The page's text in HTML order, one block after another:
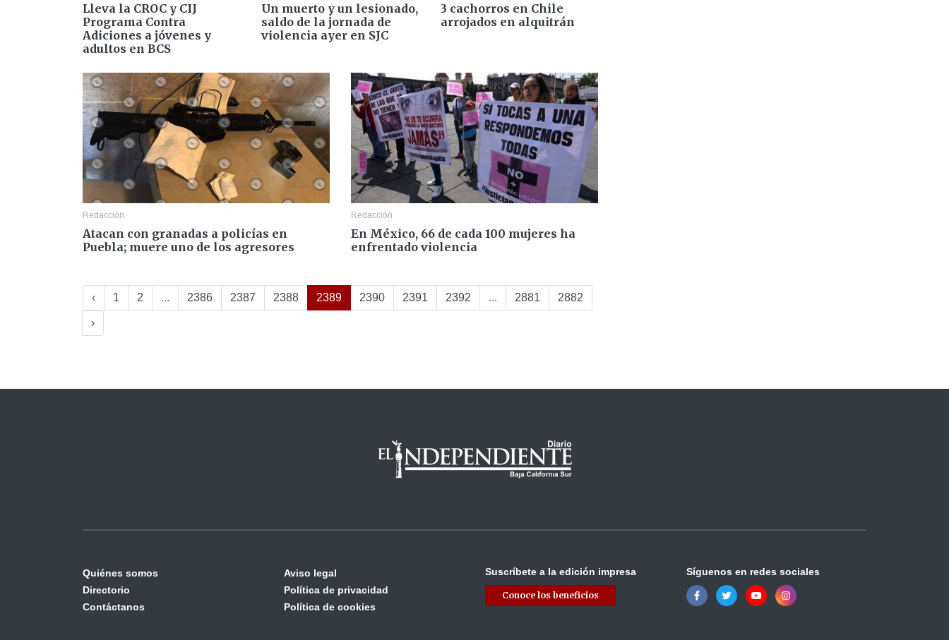
Lleva la CROC y CIJ
Programa Contra
Adiciones a jóvenes y
adultos en BCS
Un muerto y un lesionado,
saldo de la jornada de
violencia ayer en SJC
3 cachorros en Chile
arrojados en alquitrán
Redacción
Atacan con granadas a policías en
Puebla; muere uno de los agresores
Redacción
En México, 66 de cada 100 mujeres ha
enfrentado violencia
‹ 1 2 ... 2386 2387 2388 2389 2390 2391 2392 ... 2881 2882
›
Quiénes somos
Directorio
Contáctanos
Aviso legal
Política de privacidad
Política de cookies
Suscríbete a la edición impresa
Conoce los beneficios
Síguenos en redes sociales